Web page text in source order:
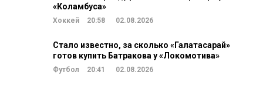
«Коламбуса»
Хоккей 20:58 02.08.2026
Стало известно, за сколько «Галатасарай»
готов купить Батракова у «Локомотива»
Футбол 20:41 02.08.2026